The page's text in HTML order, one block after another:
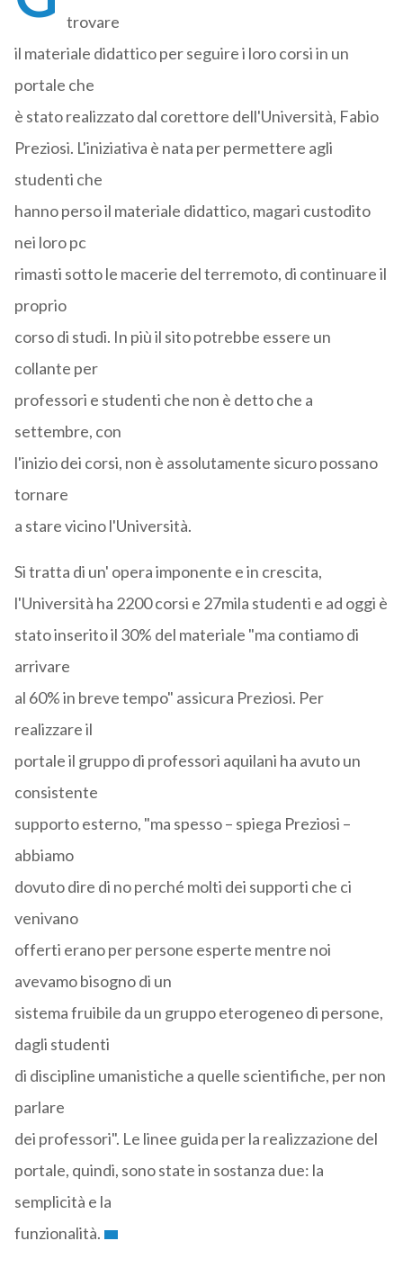
trovare
il materiale didattico per seguire i loro corsi in un
portale che
è stato realizzato dal corettore dell'Università, Fabio
Preziosi. L'iniziativa è nata per permettere agli
studenti che
hanno perso il materiale didattico, magari custodito
nei loro pc
rimasti sotto le macerie del terremoto, di continuare il
proprio
corso di studi. In più il sito potrebbe essere un
collante per
professori e studenti che non è detto che a
settembre, con
l'inizio dei corsi, non è assolutamente sicuro possano
tornare
a stare vicino l'Università.
Si tratta di un' opera imponente e in crescita,
l'Università ha 2200 corsi e 27mila studenti e ad oggi è
stato inserito il 30% del materiale "ma contiamo di
arrivare
al 60% in breve tempo" assicura Preziosi. Per
realizzare il
portale il gruppo di professori aquilani ha avuto un
consistente
supporto esterno, "ma spesso – spiega Preziosi –
abbiamo
dovuto dire di no perché molti dei supporti che ci
venivano
offerti erano per persone esperte mentre noi
avevamo bisogno di un
sistema fruibile da un gruppo eterogeneo di persone,
dagli studenti
di discipline umanistiche a quelle scientifiche, per non
parlare
dei professori". Le linee guida per la realizzazione del
portale, quindi, sono state in sostanza due: la
semplicità e la
funzionalità.